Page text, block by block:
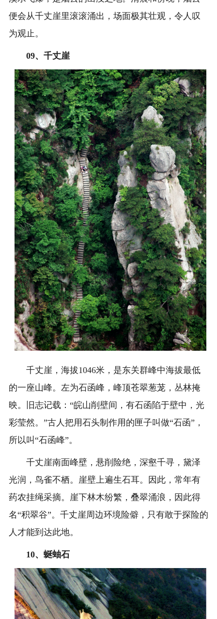
便会从千丈崖里滚滚涌出，场面极其壮观，令人叹
为观止。
09、 千丈崖
千丈崖，海拔1046米，是东关群峰中海拔最低
的一座山峰。左为石函峰，峰顶苍翠葱茏，丛林掩
映。旧志记载：“皖山削壁间，有石函陷于壁中，光
彩莹然。”古人把用石头制作用的匣子叫做“石函”，
所以叫“石函峰”。
千丈崖南面峰壁，悬削险绝，深壑千寻，黛泽
光润，鸟雀不栖。崖壁上遍生石耳。因此，常年有
药农挂绳采摘。崖下林木纷繁，叠翠涌浪，因此得
名“积翠谷”。千丈崖周边环境险僻，只有敢于探险的
人才能到达此地。
10、 蜒蚰石